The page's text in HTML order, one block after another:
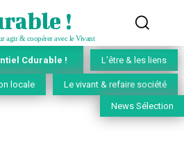
!
agir & coopérer avec le Vivant
Cdurable ! L'être & les liens
locale Le vivant & refaire société
News Sélection